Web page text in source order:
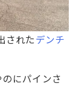
されたデンチ
のにパインさ